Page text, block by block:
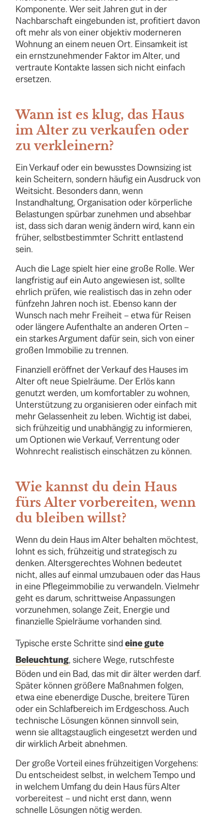
Komponente. Wer seit Jahren gut in der
Nachbarschaft eingebunden ist, profitiert davon
oft mehr als von einer objektiv moderneren
Wohnung an einem neuen Ort. Einsamkeit ist
ein ernstzunehmender Faktor im Alter, und
vertraute Kontakte lassen sich nicht einfach
ersetzen.
Wann ist es klug, das Haus
im Alter zu verkaufen oder
zu verkleinern?
Ein Verkauf oder ein bewusstes Downsizing ist
kein Scheitern, sondern häufig ein Ausdruck von
Weitsicht. Besonders dann, wenn
Instandhaltung, Organisation oder körperliche
Belastungen spürbar zunehmen und absehbar
ist, dass sich daran wenig ändern wird, kann ein
früher, selbstbestimmter Schritt entlastend
sein.
Auch die Lage spielt hier eine große Rolle. Wer
langfristig auf ein Auto angewiesen ist, sollte
ehrlich prüfen, wie realistisch das in zehn oder
fünfzehn Jahren noch ist. Ebenso kann der
Wunsch nach mehr Freiheit – etwa für Reisen
oder längere Aufenthalte an anderen Orten –
ein starkes Argument dafür sein, sich von einer
großen Immobilie zu trennen.
Finanziell eröffnet der Verkauf des Hauses im
Alter oft neue Spielräume. Der Erlös kann
genutzt werden, um komfortabler zu wohnen,
Unterstützung zu organisieren oder einfach mit
mehr Gelassenheit zu leben. Wichtig ist dabei,
sich frühzeitig und unabhängig zu informieren,
um Optionen wie Verkauf, Verrentung oder
Wohnrecht realistisch einschätzen zu können.
Wie kannst du dein Haus
fürs Alter vorbereiten, wenn
du bleiben willst?
Wenn du dein Haus im Alter behalten möchtest,
lohnt es sich, frühzeitig und strategisch zu
denken. Altersgerechtes Wohnen bedeutet
nicht, alles auf einmal umzubauen oder das Haus
in eine Pflegeimmobilie zu verwandeln. Vielmehr
geht es darum, schrittweise Anpassungen
vorzunehmen, solange Zeit, Energie und
finanzielle Spielräume vorhanden sind.
Typische erste Schritte sindeine gute
Beleuchtung, sichere Wege, rutschfeste
Böden und ein Bad, das mit dir älter werden darf.
Später können größere Maßnahmen folgen,
etwa eine ebenerdige Dusche, breitere Türen
oder ein Schlafbereich im Erdgeschoss. Auch
technische Lösungen können sinnvoll sein,
wenn sie alltagstauglich eingesetzt werden und
dir wirklich Arbeit abnehmen.
Der große Vorteil eines frühzeitigen Vorgehens:
Du entscheidest selbst, in welchem Tempo und
in welchem Umfang du dein Haus fürs Alter
vorbereitest – und nicht erst dann, wenn
schnelle Lösungen nötig werden.